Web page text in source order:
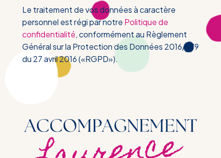
Le traitement de vos données à caractère
personnel est régi par notre Politique de
confidentialité, conformément au Règlement
Général sur la Protection des Données 2016/679
du 27 avril 2016 («RGPD»).